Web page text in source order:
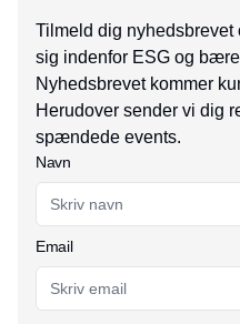
Tilmeld dig
sig indenfor ESG og
Nyhedsbrevet kommer
Herudover sender vi dig
spændede events.
Navn
Email